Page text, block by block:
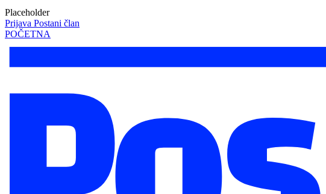
Placeholder
Prijava Postani član
POČETNA